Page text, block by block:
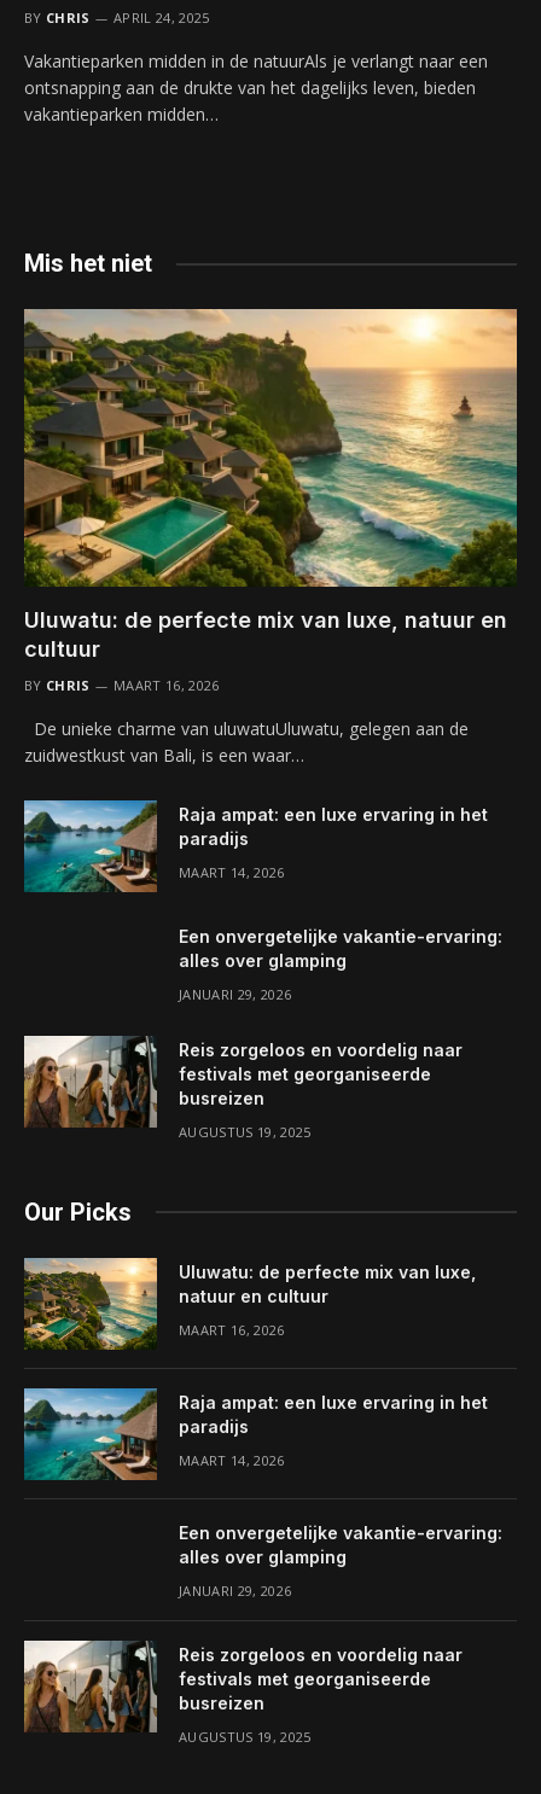
BY CHRIS APRIL 24, 2025
Vakantieparken midden in de natuurAls je verlangt naar een
ontsnapping aan de drukte van het dagelijks leven, bieden
vakantieparken midden…
Mis het niet
Uluwatu: de perfecte mix van luxe, natuur en
cultuur
BY CHRIS MAART 16, 2026
De unieke charme van uluwatuUluwatu, gelegen aan de
zuidwestkust van Bali, is een waar…
Raja ampat: een luxe ervaring in het
paradijs
MAART 14, 2026
Een onvergetelijke vakantie-ervaring:
alles over glamping
JANUARI 29, 2026
Reis zorgeloos en voordelig naar
festivals met georganiseerde
busreizen
AUGUSTUS 19, 2025
Our Picks
Uluwatu: de perfecte mix van luxe,
natuur en cultuur
MAART 16, 2026
Raja ampat: een luxe ervaring in het
paradijs
MAART 14, 2026
Een onvergetelijke vakantie-ervaring:
alles over glamping
JANUARI 29, 2026
Reis zorgeloos en voordelig naar
festivals met georganiseerde
busreizen
AUGUSTUS 19, 2025